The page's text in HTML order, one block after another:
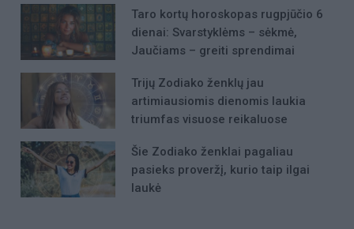
Taro kortų horoskopas rugpjūčio 6
dienai: Svarstyklėms – sėkmė,
Jaučiams – greiti sprendimai
Trijų Zodiako ženklų jau
artimiausiomis dienomis laukia
triumfas visuose reikaluose
Šie Zodiako ženklai pagaliau
pasieks proveržį, kurio taip ilgai
laukė